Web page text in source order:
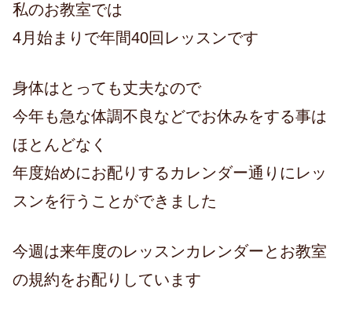
私のお教室では
4月始まりで年間40回レッスンです
身体はとっても丈夫なので
今年も急な体調不良などでお休みをする事は
ほとんどなく
年度始めにお配りするカレンダー通りにレッ
スンを行うことができました
今週は来年度のレッスンカレンダーとお教室
の規約をお配りしています